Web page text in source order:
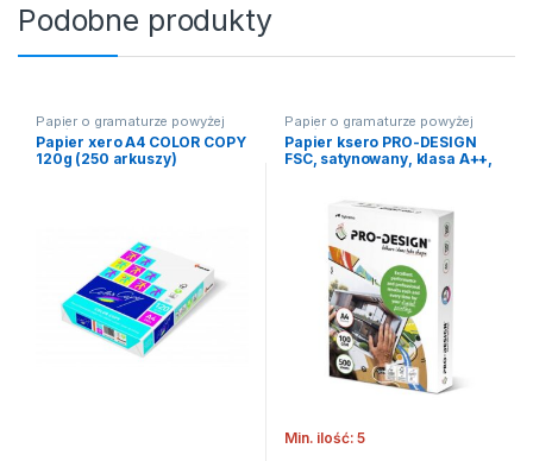
Podobne produkty
Papier o gramaturze powyżej
90g/m2
Papier xero A4 COLOR COPY
120g (250 arkuszy)
Papier o gramaturze powyżej
90g/m2
Papier ksero PRO-DESIGN
FSC, satynowany, klasa A++,
Min. ilość: 5